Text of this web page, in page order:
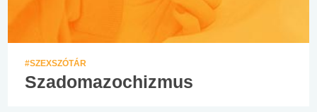
#SZEXSZÓTÁR
Szadomazochizmus